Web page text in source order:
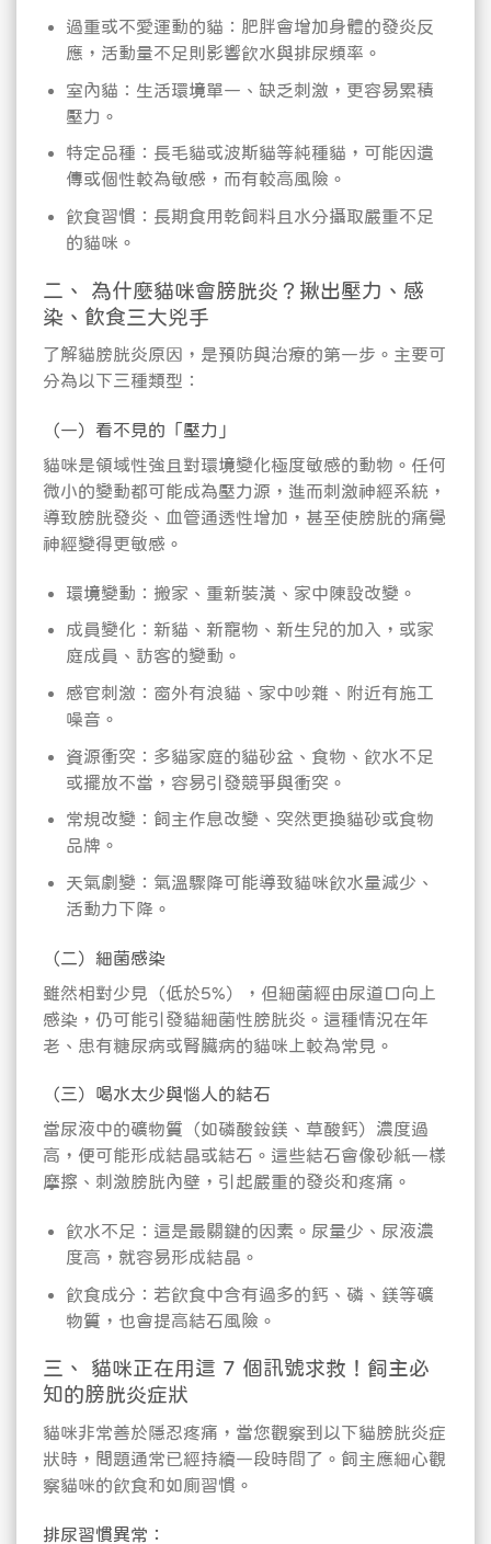
過重或不愛運動的貓：肥胖會增加身體的發炎反
應，活動量不足則影響飲水與排尿頻率。
室內貓：生活環境單一、缺乏刺激，更容易累積
壓力。
特定品種：長毛貓或波斯貓等純種貓，可能因遺
傳或個性較為敏感，而有較高風險。
飲食習慣：長期食用乾飼料且水分攝取嚴重不足
的貓咪。
二、 為什麼貓咪會膀胱炎？揪出壓力、感
染、飲食三大兇手
了解貓膀胱炎原因，是預防與治療的第一步。主要可
分為以下三種類型：
（一）看不見的「壓力」
貓咪是領域性強且對環境變化極度敏感的動物。任何
微小的變動都可能成為壓力源，進而刺激神經系統，
導致膀胱發炎、血管通透性增加，甚至使膀胱的痛覺
神經變得更敏感。
環境變動：搬家、重新裝潢、家中陳設改變。
成員變化：新貓、新寵物、新生兒的加入，或家
庭成員、訪客的變動。
感官刺激：窗外有浪貓、家中吵雜、附近有施工
噪音。
資源衝突：多貓家庭的貓砂盆、食物、飲水不足
或擺放不當，容易引發競爭與衝突。
常規改變：飼主作息改變、突然更換貓砂或食物
品牌。
天氣劇變：氣溫驟降可能導致貓咪飲水量減少、
活動力下降。
（二）細菌感染
雖然相對少見（低於5%），但細菌經由尿道口向上
感染，仍可能引發貓細菌性膀胱炎。這種情況在年
老、患有糖尿病或腎臟病的貓咪上較為常見。
（三）喝水太少與惱人的結石
當尿液中的礦物質（如磷酸銨鎂、草酸鈣）濃度過
高，便可能形成結晶或結石。這些結石會像砂紙一樣
摩擦、刺激膀胱內壁，引起嚴重的發炎和疼痛。
飲水不足：這是最關鍵的因素。尿量少、尿液濃
度高，就容易形成結晶。
飲食成分：若飲食中含有過多的鈣、磷、鎂等礦
物質，也會提高結石風險。
三、 貓咪正在用這 7 個訊號求救！飼主必
知的膀胱炎症狀
貓咪非常善於隱忍疼痛，當您觀察到以下貓膀胱炎症
狀時，問題通常已經持續一段時間了。飼主應細心觀
察貓咪的飲食和如廁習慣。
排尿習慣異常：